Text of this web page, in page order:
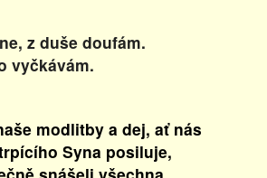
z duše doufám.
vyčkávám.
modlitby a dej, ať nás
Syna posiluje,